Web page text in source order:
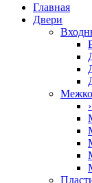
Главная
Двери